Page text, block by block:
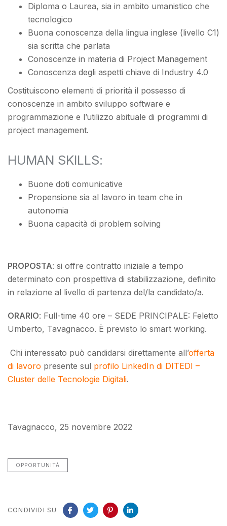
Diploma o Laurea, sia in ambito umanistico che
tecnologico
Buona conoscenza della lingua inglese (livello C1)
sia scritta che parlata
Conoscenze in materia di Project Management
Conoscenza degli aspetti chiave di Industry 4.0
Costituiscono elementi di priorità il possesso di
conoscenze in ambito sviluppo software e
programmazione e l’utilizzo abituale di programmi di
project management.
HUMAN SKILLS:
Buone doti comunicative
Propensione sia al lavoro in team che in
autonomia
Buona capacità di problem solving
PROPOSTA: si offre contratto iniziale a tempo
determinato con prospettiva di stabilizzazione, definito
in relazione al livello di partenza del/la candidato/a.
ORARIO: Full-time 40 ore – SEDE PRINCIPALE: Feletto
Umberto, Tavagnacco. È previsto lo smart working.
Chi interessato può candidarsi direttamente all’offerta
di lavoro presente sul profilo LinkedIn di DITEDI –
Cluster delle Tecnologie Digitali.
Tavagnacco, 25 novembre 2022
OPPORTUNITÀ
CONDIVIDI SU